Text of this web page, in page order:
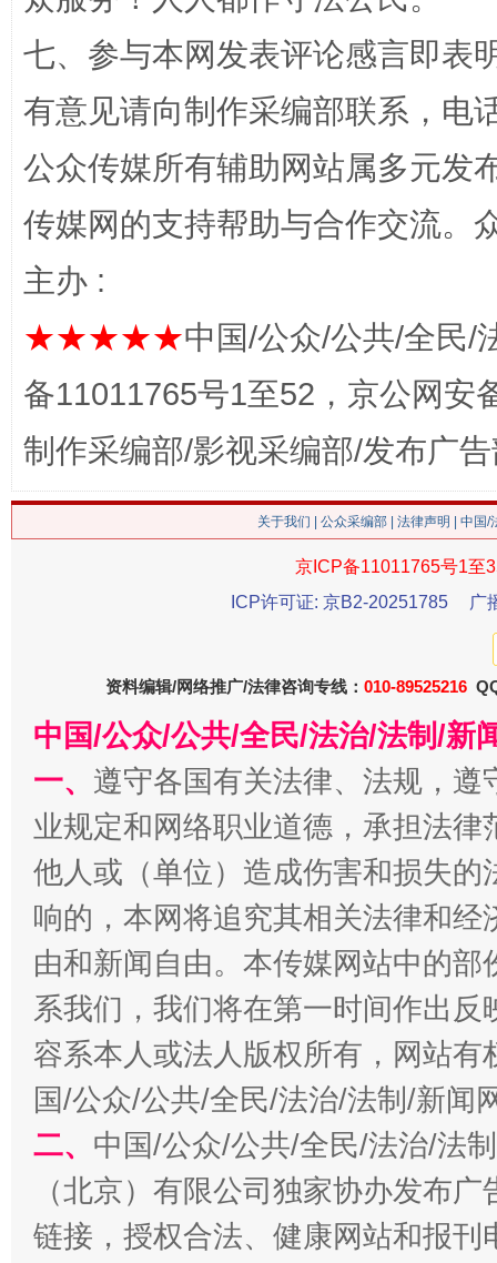
谢
在谋一域中谋全局
今
习近平的博鳌关键词
魏明亮
七、参与本网发表评论感言即表
有意见请向制作采编部联系，电
公众传媒所有辅助网站属多元发
传媒网的支持帮助与合作交流。
主办 :
★★★★★中国/公众/公共/全民/
备11011765号1至52，京公网安
制作采编部/影视采编部/发布广
关于我们 公众采编部 法律声明 | 中国
京ICP备11011765号1至
ICP许可证: 京B2-20251785
广
资料编辑/网络推广/法律咨询专线： 010-89525216
中国/公众/公共/全民/法治/法制/新
一、 遵守各国有关法律、法规，
业规定和网络职业道德，承担法
他人或（单位）造成伤害和损失
响的，本网将追究其相关法律和
由和新闻自由。本传媒网站中的
系我们，我们将在第一时间作出
容系本人或法人版权所有，网站
国/公众/公共/全民/法治/法制/新闻
二、 中国/公众/公共/全民/法治/法
（北京）有限公司独家协办发布
链接，授权合法、健康网站和报